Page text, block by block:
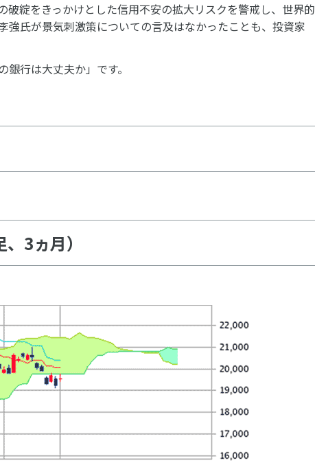
綻をきっかけとした信用不安の拡大リスクを警戒し、世界的
氏が景気刺激策についての言及はなかったことも、投資家
行は大丈夫か」です。
3ヵ月）